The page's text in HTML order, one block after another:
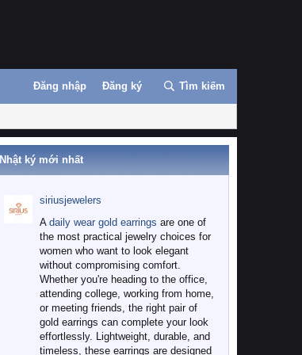
Đăng nhập Đăng ký Tìm kiếm
Nhật ký mới nhất
siriusjewelers
A daily wear gold earrings are one of
the most practical jewelry choices for
women who want to look elegant
without compromising comfort.
Whether you're heading to the office,
attending college, working from home,
or meeting friends, the right pair of
gold earrings can complete your look
effortlessly. Lightweight, durable, and
timeless, these earrings are designed